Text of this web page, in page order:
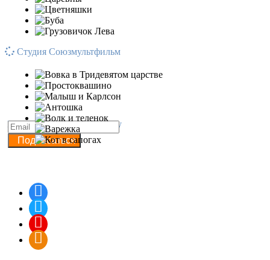
Студия Союзмультфильм
Подписывайся на рассылку
Подписаться